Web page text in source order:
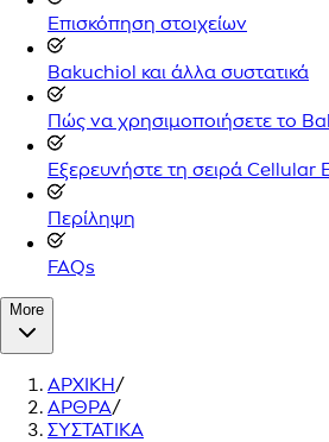
Επισκόπηση στοιχείων
Bakuchiol και άλλα συστατικά
Πώς να χρησιμοποιήσετε το
Εξερευνήστε τη σειρά Cellular
Περίληψη
FAQs
More
ΑΡΧΙΚΗ/
ΑΡΘΡΑ/
ΣΥΣΤΑΤΙΚΑ